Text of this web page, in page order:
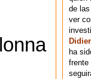
de
ver
Didier
ha
frente